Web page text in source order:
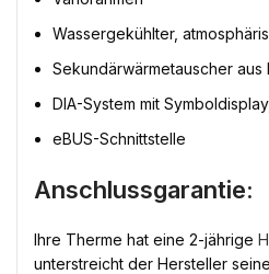
Wassergekühlter,
Sekundärwärmetauscher aus
DIA-System mit
eBUS-Schnittstelle
Anschlussgarantie:
Ihre Therme hat eine 2-jährige
unterstreicht der Hersteller